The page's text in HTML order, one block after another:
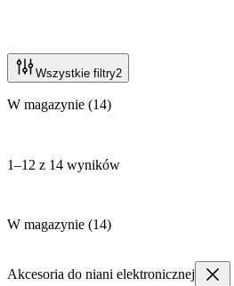
Wszystkie filtry2
W magazynie (14)
1–12 z 14 wyników
W magazynie (14)
Akcesoria do niani elektronicznej